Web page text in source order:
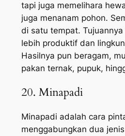
tapi juga memelihara
juga menanam pohon.
di satu tempat.
lebih produktif dan
Hasilnya pun beragam,
pakan ternak, pupuk,
20. Minapadi
Minapadi adalah cara
menggabungkan dua